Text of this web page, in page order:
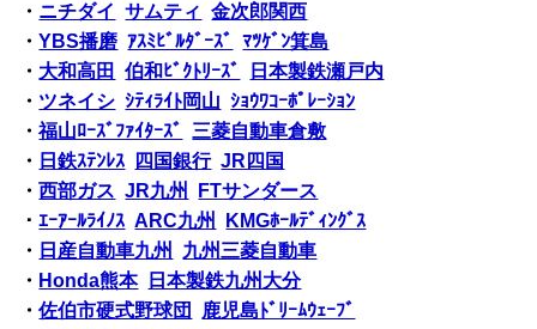
・ ニチダイ サムティ
金次郎関西
・YBS播磨 ｱｽﾐﾋﾞﾙﾀﾞｰｽﾞ
ﾏﾂｹﾞﾝ箕島
・ 大和高田 伯和ﾋﾞｸﾄﾘｰｽﾞ
日本製鉄瀬戸内
・ ツネイシ ｼﾃｨﾗｲﾄ岡山 ｼｮｳﾜｺｰﾎﾟﾚｰｼｮﾝ
・福山ﾛｰｽﾞﾌｧｲﾀｰｽﾞ
三菱自動車倉敷
・ 日鉄ｽﾃﾝﾚｽ 四国銀行 JR四国
・西部ガス JR九州
FTサンダース
・ｴｰｱｰﾙﾗｲﾉｽ ARC九州
KMGﾎｰﾙﾃﾞｨﾝｸﾞｽ
・ 日産自動車九州
九州三菱自動車
・ Honda熊本
日本製鉄九州大分
・佐伯市硬式野球団
鹿児島ﾄﾞﾘｰﾑｳｪｰﾌﾞ